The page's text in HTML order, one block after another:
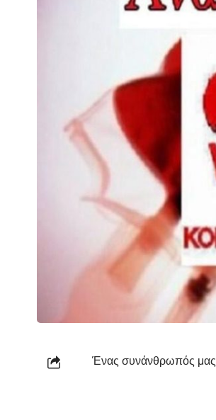
Ένας συνάνθρωπός μας